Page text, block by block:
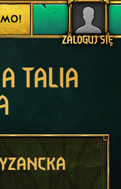
ZALOGUJ SIĘ
TALIA